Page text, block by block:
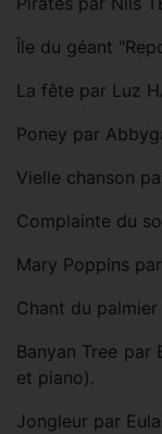
Île du géant
La fête par Luz
Poney par
Vielle chanson
Complainte du
Mary Poppins
Chant du
Banyan Tree par
et piano).
Jongleur par